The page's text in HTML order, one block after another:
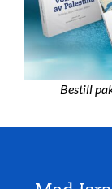
Bestill